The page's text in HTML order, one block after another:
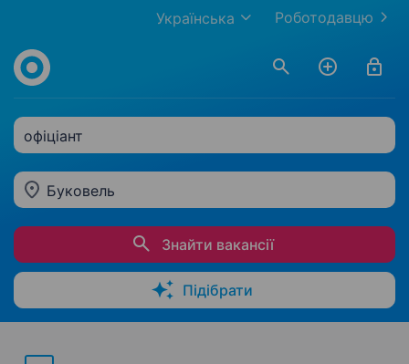
Роботодавцю
Українська
офіціант
Буковель
Знайти вакансії
Підібрати